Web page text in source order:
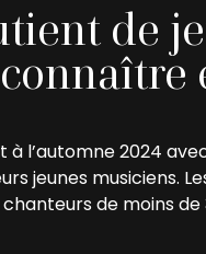
de
l’automne 2024
jeunes musiciens.
de moins